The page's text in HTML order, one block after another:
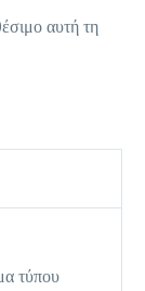
αυτή τη
τύπου